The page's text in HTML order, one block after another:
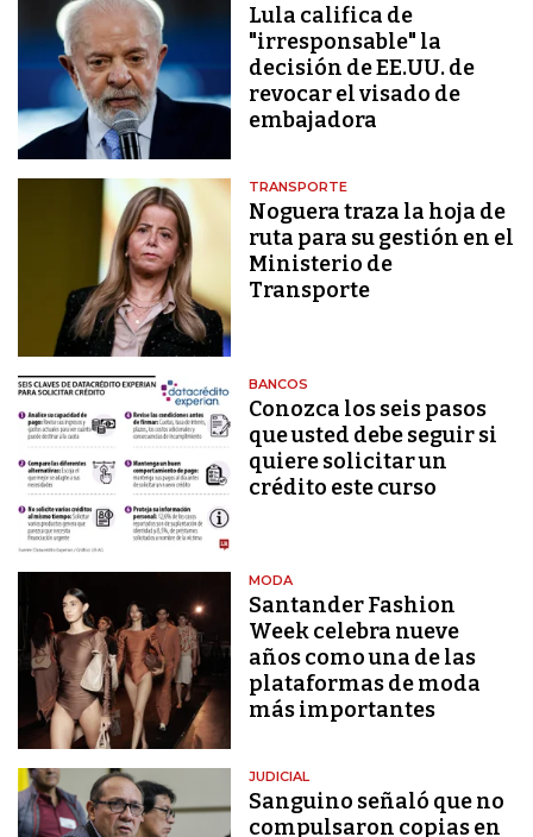
Lula califica de
"irresponsable" la
decisión de EE.UU. de
revocar el visado de
embajadora
TRANSPORTE
Noguera traza la hoja de
ruta para su gestión en el
Ministerio de
Transporte
BANCOS
Conozca los seis pasos
que usted debe seguir si
quiere solicitar un
crédito este curso
MODA
Santander Fashion
Week celebra nueve
años como una de las
plataformas de moda
más importantes
JUDICIAL
Sanguino señaló que no
compulsaron copias en